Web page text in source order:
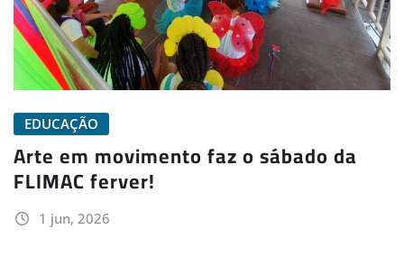
EDUCAÇÃO
Arte em movimento faz o sábado da
FLIMAC ferver!
1 jun, 2026